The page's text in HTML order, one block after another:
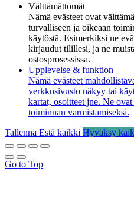
Välttämättömät
Nämä evästeet ovat
turvalliseen ja oikeaan
käytöstä. Esimerkiksi ne
kirjaudut tilillesi, ja ne
ostosprosessissa.
Upplevelse & funktion
Nämä evästeet
verkkosivusto näkyy tai
kartat, osoitteet jne. Ne
toiminnan varmistamiseksi.
Tallenna Estä kaikki Hyväksy
Go to Top